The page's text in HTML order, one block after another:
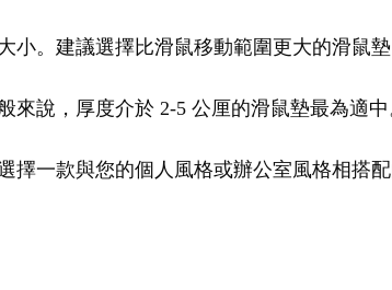
。建議選擇比滑鼠移動範圍更大的滑鼠
說，厚度介於 2-5 公厘的滑鼠墊最為適中
一款與您的個人風格或辦公室風格相搭